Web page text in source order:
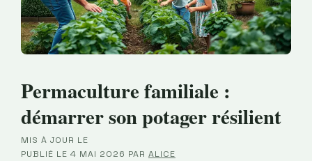
Permaculture familiale :
démarrer son potager résilient
MIS À JOUR LE
·PUBLIÉ LE 4 MAI 2026 PAR ALICE